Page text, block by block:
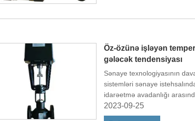
Öz-özünə işləyən
gələcək tendensiyası
Sənaye texnologiyasının
sistemləri sənaye
idarəetmə avadanlığı
klapanlar unikal
çəkmişdir.
2023-09-25